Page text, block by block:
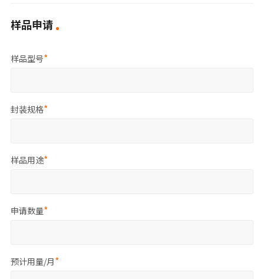
样品申请
样品型号
封装规格
样品用途
申请数量
预计用量/月